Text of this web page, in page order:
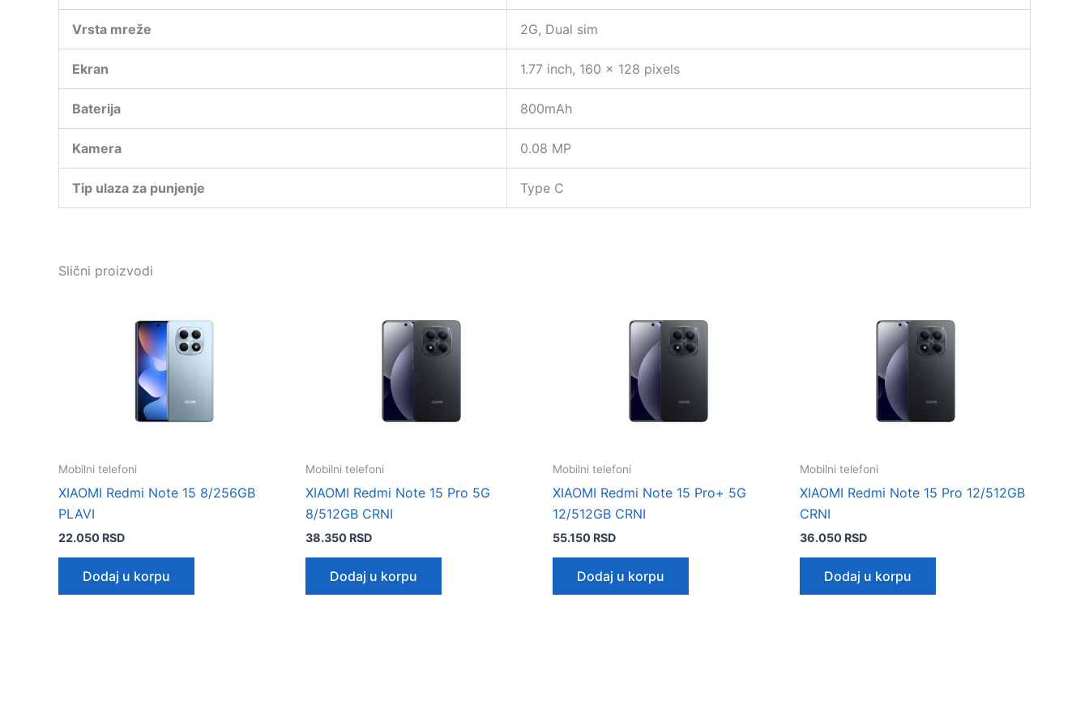
Vrsta mreže 2G, Dual sim
Ekran 1.77 inch, 160 x 128 pixels
Baterija 800mAh
Kamera 0.08 MP
Tip ulaza za punjenje Type C
Slični proizvodi
Mobilni telefoni
XIAOMI Redmi Note 15 8/256GB
PLAVI
22.050 RSD
Dodaj u korpu
Mobilni telefoni
XIAOMI Redmi Note 15 Pro 5G
8/512GB CRNI
38.350 RSD
Dodaj u korpu
Mobilni telefoni
XIAOMI Redmi Note 15 Pro+ 5G
12/512GB CRNI
55.150 RSD
Dodaj u korpu
Mobilni telefoni
XIAOMI Redmi Note 15 Pro 12/512GB
CRNI
36.050 RSD
Dodaj u korpu